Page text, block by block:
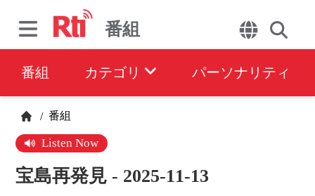
番組
番組 カテゴリ パーソナリティ
/ 番組
Listen Now
宝島再発見 - 2025-11-13